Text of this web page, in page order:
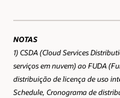
NOTAS
1) CSDA (Cloud Services
serviços em nuvem) ao FUDA
distribuição de licença de uso
Schedule, Cronograma de